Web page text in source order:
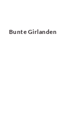
Bunte Girlanden